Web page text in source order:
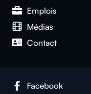
Emplois
Médias
Contact
Facebook